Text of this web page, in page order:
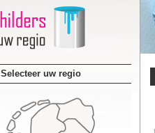
Selecteer uw regio